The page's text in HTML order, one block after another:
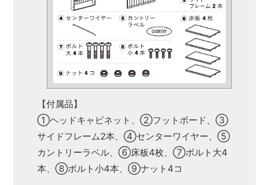
【付属品】
①ヘッドキャビネット、②フットボード、③
サイドフレーム2本、④センターワイヤー、⑤
カントリーラベル、⑥床板4枚、⑦ボルト大4
本、⑧ボルト小4本、⑨ナット4コ